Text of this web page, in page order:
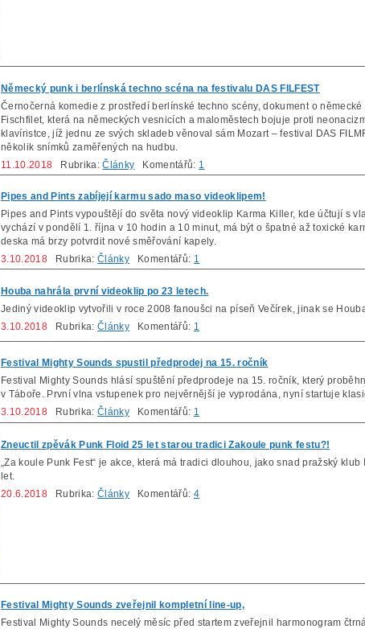
Německý punk i berlínská techno scéna na festivalu DAS FILFEST
Černočerná komedie z prostředí berlínské techno scény, dokument o
Fischfilet, která na německých vesnicích a maloměstech bojuje proti
klavíristce, jíž jednu ze svých skladeb věnoval sám Mozart – festival DAS
několik snímků zaměřených na hudbu.
11.10.2018 Rubrika:Články Komentářů: 1
Pipes and Pints zabíjejí karmu sado maso videoklipem!
Pipes and Pints vypouštějí do světa nový videoklip Karma Killer, kde účtují s
vychází v pondělí 1. října v 10 hodin a 10 minut, má být o špatné až toxické
deska má brzy potvrdit nové směřování kapely.
3.10.2018 Rubrika:Články Komentářů: 1
Houba nahrála první videoklip po 23 letech.
Jediný videoklip vytvořili v roce 2008 fanoušci na píseň Večírek, jinak se
3.10.2018 Rubrika:Články Komentářů: 1
Festival Mighty Sounds spustil předprodej na 15. ročník
Festival Mighty Sounds hlásí spuštění předprodeje na 15. ročník, který
v Táboře. První vlna vstupenek pro nejvěrnější je vyprodána, nyní startuje
3.10.2018 Rubrika:Články Komentářů: 1
Zneuctil zpěvák Punk Floid 25 let starou tradici Zakoule punk festu?!
„Za koule Punk Fest“ je akce, která má tradici dlouhou, jako snad pražský
let.
20.6.2018 Rubrika:Články Komentářů: 4
Festival Mighty Sounds zveřejnil kompletní line-up,
Festival Mighty Sounds necelý měsíc před startem zveřejnil harmonogram